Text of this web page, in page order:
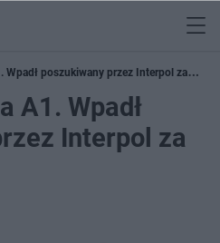
Wpadł poszukiwany przez Interpol za
A1. Wpadł
Interpol za